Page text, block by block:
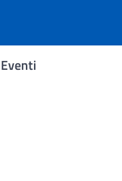
Eventi